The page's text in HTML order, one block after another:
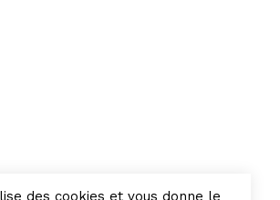
des cookies et vous donne le